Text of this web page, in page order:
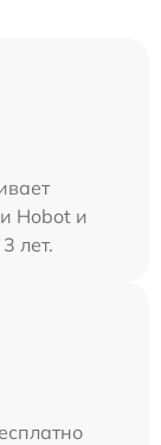
Hobot и
лет.